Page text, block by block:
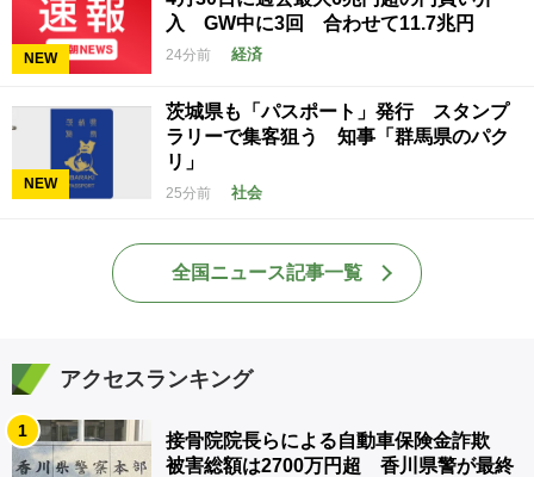
NEW
入 GW中に3回 合わせて11.7兆円
24分前 経済
NEW
茨城県も「パスポート」発行 スタンプ
ラリーで集客狙う 知事「群馬県のパク
リ」
25分前 社会
全国ニュース記事一覧
アクセスランキング
1
接骨院院長らによる自動車保険金詐欺
被害総額は2700万円超 香川県警が最終